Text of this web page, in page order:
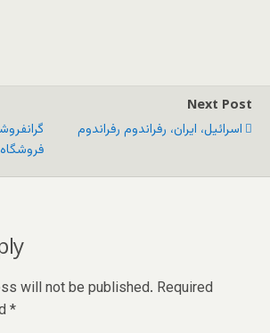
Next Post
اسرائیل، ایران، رفراندوم رفراندوم
will not be published. Required
*